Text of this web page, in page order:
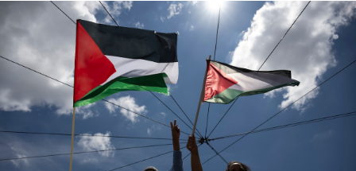
PODCAST
NEWSLETTER
I MIEI PREFERITI